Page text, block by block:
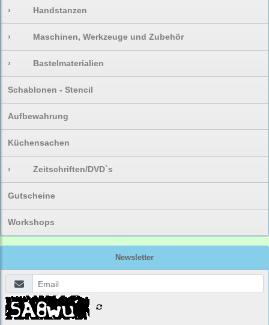
› Handstanzen
› Maschinen, Werkzeuge und Zubehör
› Bastelmaterialien
Schablonen - Stencil
Aufbewahrung
Küchensachen
› Zeitschriften/DVD`s
Gutscheine
Workshops
Newsletter